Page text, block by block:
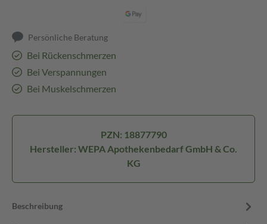
Persönliche Beratung
Bei Rückenschmerzen
Bei Verspannungen
Bei Muskelschmerzen
PZN: 18877790
Hersteller: WEPA Apothekenbedarf GmbH & Co.
KG
Beschreibung